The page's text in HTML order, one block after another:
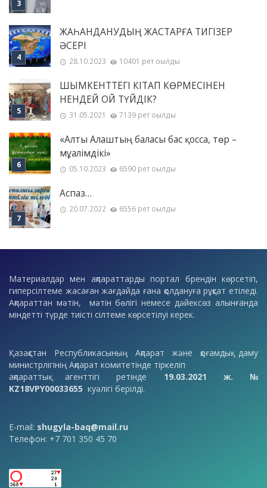
ЖАҺАНДАНУДЫҢ ЖАСТАРҒА ТИГІЗЕР
ӘСЕРІ
28.10.2023 10401 рет оқылды
ШЫМКЕНТТЕГІ КІТАП КӨРМЕСІНЕН
НЕНДЕЙ ОЙ ТҮЙДІК?
31.05.2021 7139 рет оқылды
«Алты Алаштың баласы бас қосса, төр –
мұғалімдікі»
05.10.2023 6590 рет оқылды
Аспаз…
20.07.2022 6556 рет оқылды
Материалдар мен ақпараттарды портал брендін көрсетіп,
гиперсілтеме жасаған жағдайда ғана қолдануға рұқсат етіледі.
Ақпараттан мәтін, мәтін бөлігі немесе дәйексөз алынғанда
міндетті түрде тиісті сілтеме көрсетілуі керек.
Қазақстан Республикасының Ақпарат және қоғамдық даму
министрлігінің Ақпарат комитетінде тіркеліп
ақпараттық агенттігі ретінде 19.03.2021 ж. №
KZ18VPY00033655 куәлігі берілді.
E-mail: shugyla-baq@mail.ru
Телефон: +7 701 350 45 70